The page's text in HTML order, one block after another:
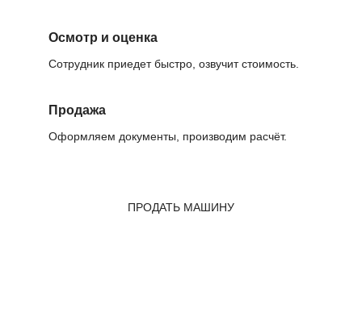
Осмотр и оценка
Сотрудник приедет быстро, озвучит стоимость.
Продажа
Оформляем документы, производим расчёт.
ПРОДАТЬ МАШИНУ